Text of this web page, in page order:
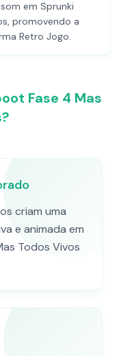
em Sprunki
promovendo a
Retro Jogo.
Fase 4 Mas
criam uma
e animada em
Todos Vivos